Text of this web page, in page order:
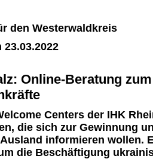
den Westerwaldkreis
Online-Beratung
Centers der IHK
die sich zur Gewinnung
informieren wollen.
die Beschäftigung